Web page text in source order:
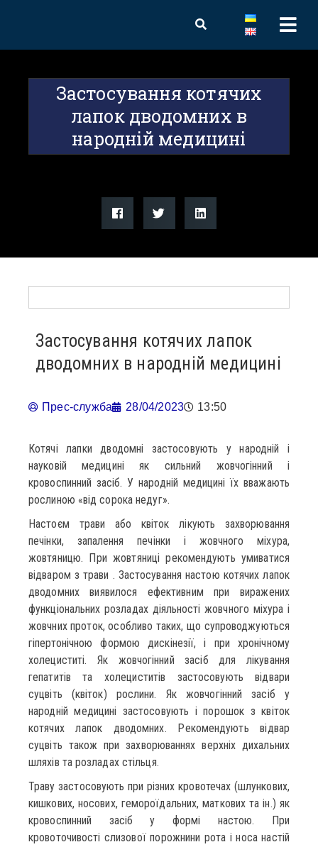
Застосування котячих
лапок дводомних в
народній медицині
Застосування котячих лапок
дводомних в народній медицині
Прес-служба 28/04/2023 13:50
Котячі лапки дводомні застосовують у народній і
науковій медицині як сильний жовчогінний і
кровоспинний засіб. У народній медицині їх вважають
рослиною «від сорока недуг».
Настоєм трави або квіток лікують захворювання
печінки, запалення печінки і жовчного міхура,
жовтяницю. При жовтяниці рекомендують умиватися
відваром з трави . Застосування настою котячих лапок
дводомних виявилося ефективним при виражених
функціональних розладах діяльності жовчного міхура і
жовчних проток, особливо таких, що супроводжуються
гіпертонічною формою дискінезії, і при хронічному
холециститі. Як жовчогінний засіб для лікування
гепатитів та холециститів застосовують відвари
суцвіть (квіток) рослини. Як жовчогінний засіб у
народній медицині застосовують і порошок з квіток
котячих лапок дводомних. Рекомендують відвар
суцвіть також при захворюваннях верхніх дихальних
шляхів та розладах стільця.
Траву застосовують при різних кровотечах (шлункових,
кишкових, носових, гемороїдальних, маткових та ін.) як
кровоспинний засіб у формі настою. При
кровоточивості слизової порожнини рота і носа настій